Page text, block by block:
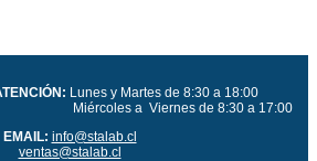
Lunes y Martes de 8:30 a 18:00
Viernes de 8:30 a 17:00
EMAIL: info@stalab.cl
ventas@stalab.cl